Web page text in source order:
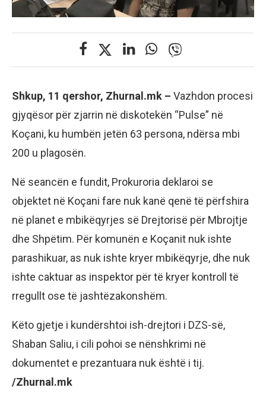
Shkup, 11 qershor, Zhurnal.mk – Vazhdon procesi
gjyqësor për zjarrin në diskotekën “Pulse” në
Koçani, ku humbën jetën 63 persona, ndërsa mbi
200 u plagosën.
Në seancën e fundit, Prokuroria deklaroi se
objektet në Koçani fare nuk kanë qenë të përfshira
në planet e mbikëqyrjes së Drejtorisë për Mbrojtje
dhe Shpëtim. Për komunën e Koçanit nuk ishte
parashikuar, as nuk ishte kryer mbikëqyrje, dhe nuk
ishte caktuar as inspektor për të kryer kontroll të
rregullt ose të jashtëzakonshëm.
Këto gjetje i kundërshtoi ish-drejtori i DZS-së,
Shaban Saliu, i cili pohoi se nënshkrimi në
dokumentet e prezantuara nuk është i tij.
/Zhurnal.mk